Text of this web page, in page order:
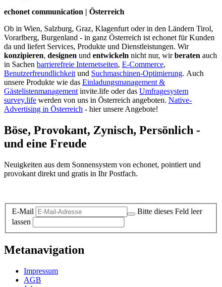
echonet communication | Österreich
Ob in Wien, Salzburg, Graz, Klagenfurt oder in den Ländern Tirol,
Vorarlberg, Burgenland - in ganz Österreich ist echonet für Kunden
da und liefert Services, Produkte und Dienstleistungen. Wir
konzipieren, designen und entwickeln nicht nur, wirberaten auch
in Sachen barrierefreie Internetseiten, E-Commerce,
Benutzerfreundlichkeit und Suchmaschinen-Optimierung. Auch
unsere Produkte wie das Einladungsmanagement &
Gästelistenmanagement invite.life oder das Umfragesystem
survey.life werden von uns in Österreich angeboten. Native-
Advertising in Österreich - hier unsere Angebote!
Böse, Provokant, Zynisch, Persönlich -
und eine Freude
Neuigkeiten aus dem Sonnensystem von echonet, pointiert und
provokant direkt und gratis in Ihr Postfach.
E-Mail
Bitte dieses Feld leer
lassen
Metanavigation
Impressum
AGB